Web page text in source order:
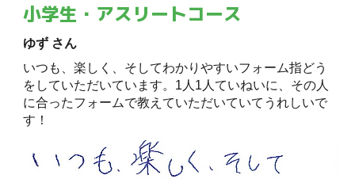
小学生・アスリートコース
ゆず さん
いつも、楽しく、そしてわかりやすいフォーム指どう
をしていただいています。1人1人ていねいに、その人
に合ったフォームで教えていただいていてうれしいで
す！